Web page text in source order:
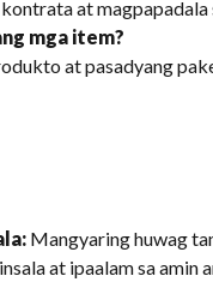
at
mga item?
at pasadyang
Mangyaring huwag
at ipaalam sa